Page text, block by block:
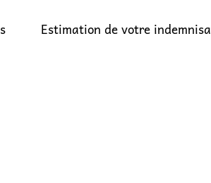
Estimation de votre